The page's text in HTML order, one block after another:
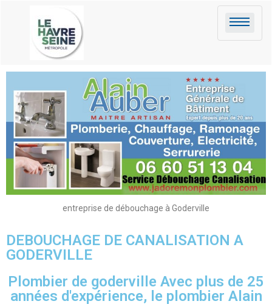
entreprise de débouchage à Goderville
DEBOUCHAGE DE CANALISATION A
GODERVILLE
Plombier de goderville Avec plus de 25
années d'expérience, le plombier Alain